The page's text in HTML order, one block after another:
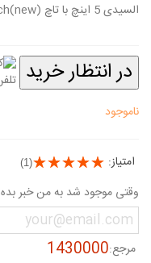
السیدی 5 اینچ با تاچ tftlcd 5.0 inch(new) گرید A
در انتظار خرید
ناموجود
امتیاز: (1)
وقتی موجود شد به من خبر بده
مرجع:1430000